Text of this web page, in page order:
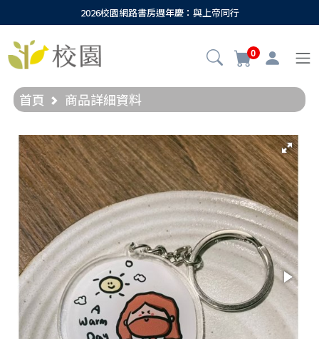
2026校園網路書房週年慶：與上帝同行
0
首頁 商品詳細資料